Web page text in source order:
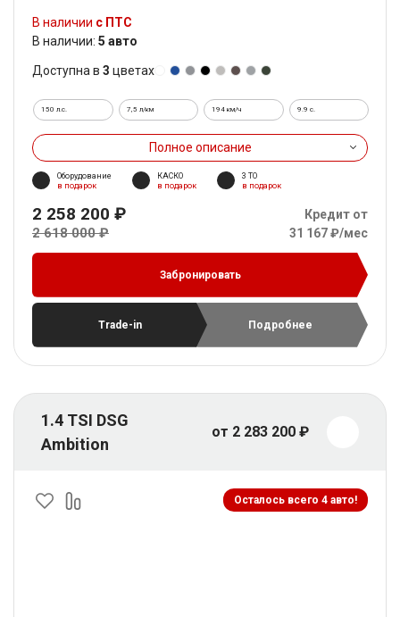
В наличии с ПТС
В наличии: 5 авто
Доступна в 3 цветах
150 л.с. 7,5 л/км 194 км/ч 9.9 c.
Полное описание
Оборудование
в подарок
КАСКО
в подарок
3 ТО
в подарок
2 258 200 ₽
2 618 000 ₽
Кредит от
31 167 ₽/мес
Забронировать
Trade-in Подробнее
1.4 TSI DSG
Ambition
от 2 283 200 ₽
Осталось всего 4 авто!